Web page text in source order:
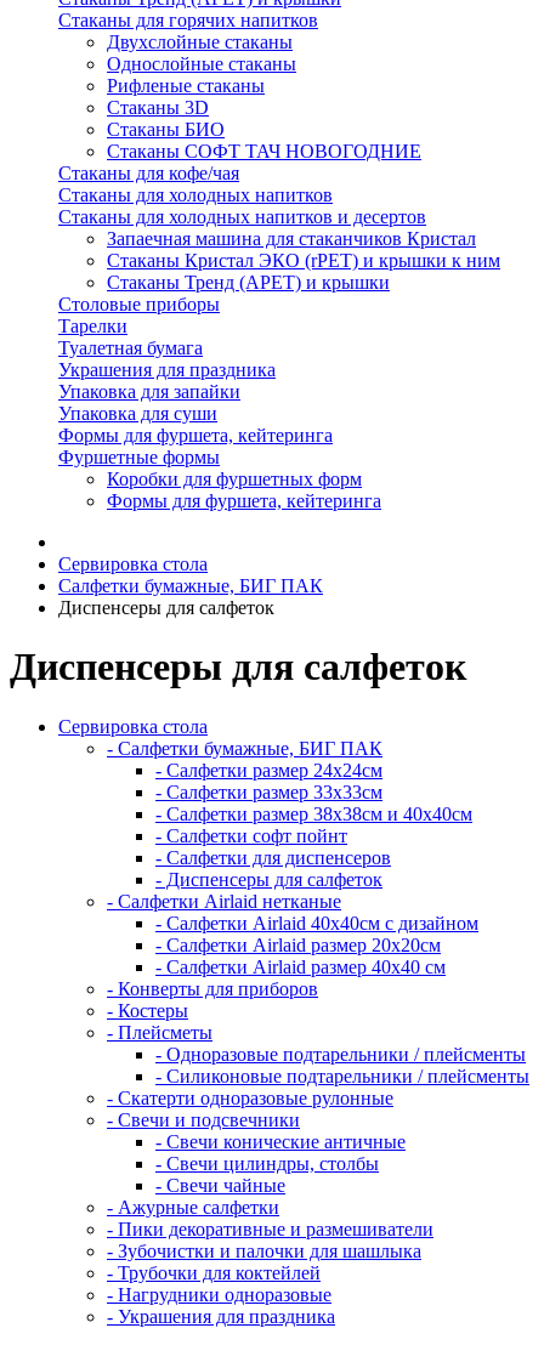
Стаканы для горячих напитков
Двухслойные стаканы
Однослойные стаканы
Рифленые стаканы
Стаканы 3D
Стаканы БИО
Стаканы СОФТ ТАЧ НОВОГОДНИЕ
Стаканы для кофе/чая
Стаканы для холодных напитков
Стаканы для холодных напитков и десертов
Запаечная машина для стаканчиков Кристал
Стаканы Кристал ЭКО (rPET) и крышки к ним
Стаканы Тренд (APET) и крышки
Столовые приборы
Тарелки
Туалетная бумага
Украшения для праздника
Упаковка для запайки
Упаковка для суши
Формы для фуршета, кейтеринга
Фуршетные формы
Коробки для фуршетных форм
Формы для фуршета, кейтеринга
Сервировка стола
Салфетки бумажные, БИГ ПАК
Диспенсеры для салфеток
Диспенсеры для салфеток
Сервировка стола
- Салфетки бумажные, БИГ ПАК
- Салфетки размер 24х24см
- Салфетки размер 33х33см
- Салфетки размер 38х38см и 40х40см
- Салфетки софт пойнт
- Салфетки для диспенсеров
- Диспенсеры для салфеток
- Салфетки Airlaid нетканые
- Салфетки Airlaid 40х40см с дизайном
- Салфетки Airlaid размер 20х20см
- Салфетки Airlaid размер 40х40 см
- Конверты для приборов
- Костеры
- Плейсметы
- Одноразовые подтарельники / плейсменты
- Силиконовые подтарельники / плейсменты
- Скатерти одноразовые рулонные
- Свечи и подсвечники
- Свечи конические античные
- Свечи цилиндры, столбы
- Свечи чайные
- Ажурные салфетки
- Пики декоративные и размешиватели
- Зубочистки и палочки для шашлыка
- Трубочки для коктейлей
- Нагрудники одноразовые
- Украшения для праздника